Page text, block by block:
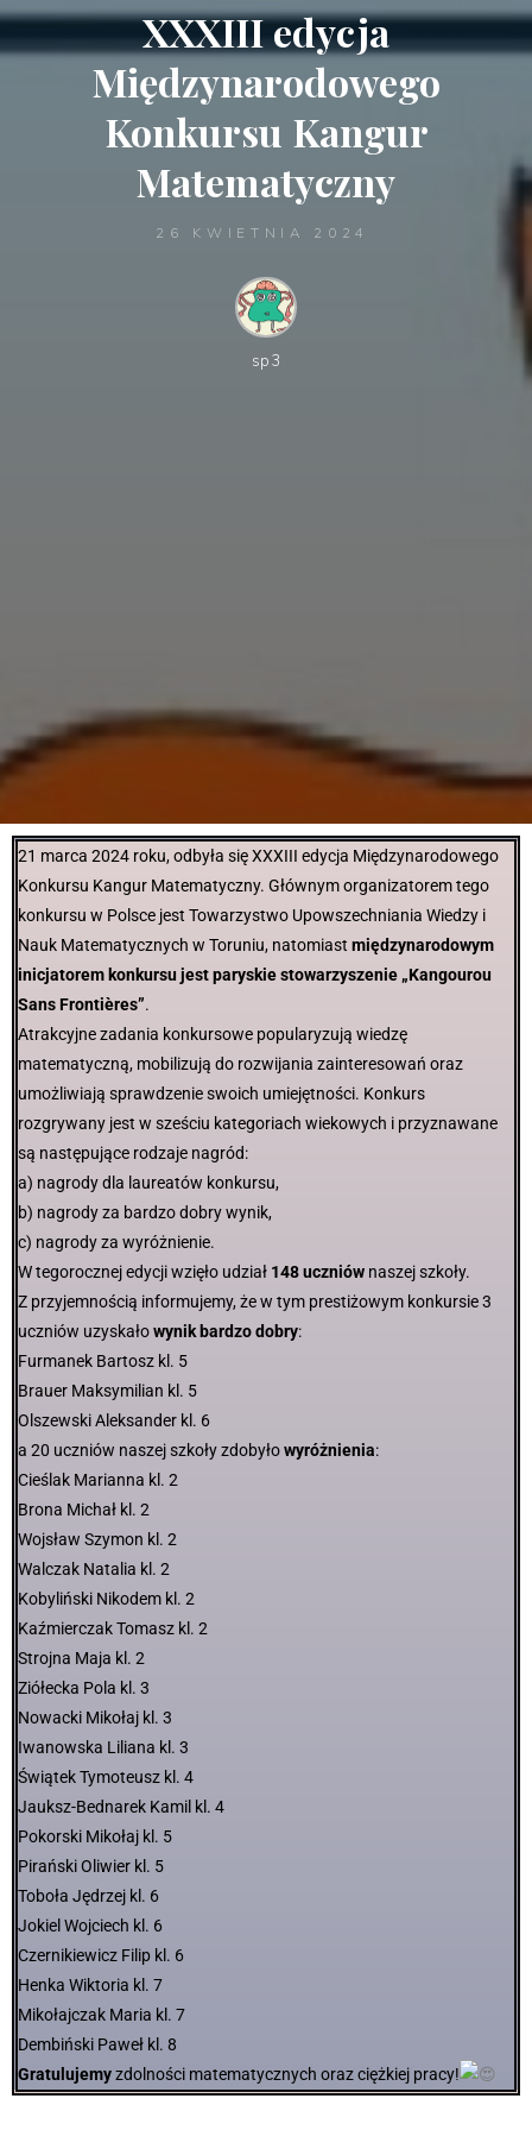
XXXIII edycja
Międzynarodowego
Konkursu Kangur
Matematyczny
26 KWIETNIA 2024
sp3
21 marca 2024 roku, odbyła się XXXIII edycja Międzynarodowego
Konkursu Kangur Matematyczny. Głównym organizatorem tego
konkursu w Polsce jest Towarzystwo Upowszechniania Wiedzy i
Nauk Matematycznych w Toruniu, natomiast międzynarodowym
inicjatorem konkursu jest paryskie stowarzyszenie „Kangourou
Sans Frontières”.
Atrakcyjne zadania konkursowe popularyzują wiedzę
matematyczną, mobilizują do rozwijania zainteresowań oraz
umożliwiają sprawdzenie swoich umiejętności. Konkurs
rozgrywany jest w sześciu kategoriach wiekowych i przyznawane
są następujące rodzaje nagród:
a) nagrody dla laureatów konkursu,
b) nagrody za bardzo dobry wynik,
c) nagrody za wyróżnienie.
W tegorocznej edycji wzięło udział 148 uczniów naszej szkoły.
Z przyjemnością informujemy, że w tym prestiżowym konkursie 3
uczniów uzyskałowynik bardzo dobry:
Furmanek Bartosz kl. 5
Brauer Maksymilian kl. 5
Olszewski Aleksander kl. 6
a 20 uczniów naszej szkoły zdobyłowyróżnienia:
Cieślak Marianna kl. 2
Brona Michał kl. 2
Wojsław Szymon kl. 2
Walczak Natalia kl. 2
Kobyliński Nikodem kl. 2
Kaźmierczak Tomasz kl. 2
Strojna Maja kl. 2
Ziółecka Pola kl. 3
Nowacki Mikołaj kl. 3
Iwanowska Liliana kl. 3
Świątek Tymoteusz kl. 4
Jauksz-Bednarek Kamil kl. 4
Pokorski Mikołaj kl. 5
Pirański Oliwier kl. 5
Toboła Jędrzej kl. 6
Jokiel Wojciech kl. 6
Czernikiewicz Filip kl. 6
Henka Wiktoria kl. 7
Mikołajczak Maria kl. 7
Dembiński Paweł kl. 8
Gratulujemyzdolności matematycznych oraz ciężkiej pracy!